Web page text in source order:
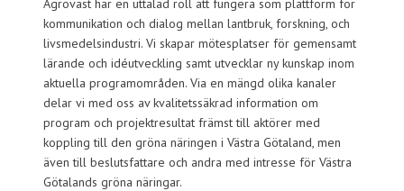
Agroväst har en uttalad roll att fungera som plattform för
kommunikation och dialog mellan lantbruk, forskning, och
livsmedelsindustri. Vi skapar mötesplatser för gemensamt
lärande och idéutveckling samt utvecklar ny kunskap inom
aktuella programområden. Via en mängd olika kanaler
delar vi med oss av kvalitetssäkrad information om
program och projektresultat främst till aktörer med
koppling till den gröna näringen i Västra Götaland, men
även till beslutsfattare och andra med intresse för Västra
Götalands gröna näringar.